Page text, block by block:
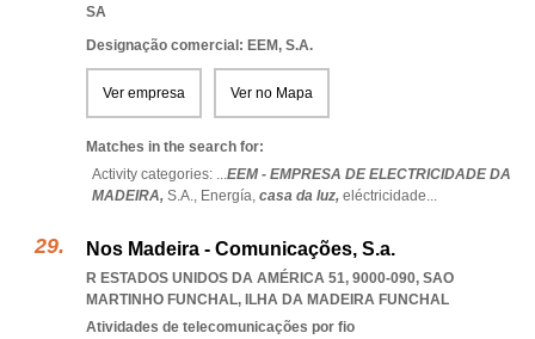
SA
Designação comercial: EEM, S.A.
Ver empresa Ver no Mapa
Matches in the search for:
Activity categories: ...EEM - EMPRESA DE ELECTRICIDADE DA
MADEIRA, S.A., Energía, casa da luz, eléctricidade...
Nos Madeira - Comunicações, S.a.
R ESTADOS UNIDOS DA AMÉRICA 51, 9000-090, SAO
MARTINHO FUNCHAL, ILHA DA MADEIRA FUNCHAL
Atividades de telecomunicações por fio